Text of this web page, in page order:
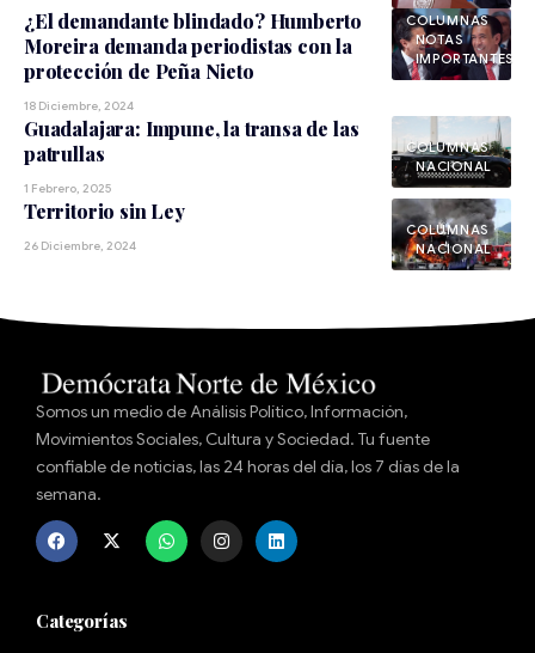
COLUMNAS‏
NOTAS
IMPORTANTES
¿El demandante blindado? Humberto
Moreira demanda periodistas con la
protección de Peña Nieto
18 Diciembre, 2024
COLUMNAS‏
NACIONAL
Guadalajara: Impune, la transa de las
patrullas
1 Febrero, 2025
NACIONAL
Territorio sin Ley
26 Diciembre, 2024
Somos un medio de Análisis Político, Información,
Movimientos Sociales, Cultura y Sociedad. Tu fuente
confiable de noticias, las 24 horas del día, los 7 días de la
semana.
Categorías